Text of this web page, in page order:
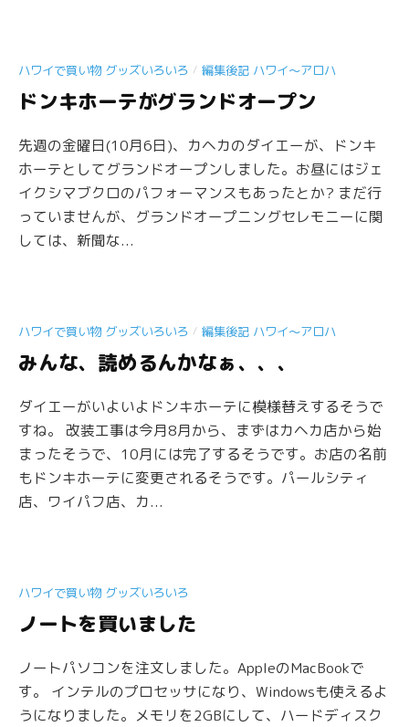
ハワイで買い物 グッズいろいろ / 編集後記 ハワイ〜アロハ
ドンキホーテがグランドオープン
先週の金曜日(10月6日)、カヘカのダイエーが、ドンキ
ホーテとしてグランドオープンしました。お昼にはジェ
イクシマブクロのパフォーマンスもあったとか? まだ行
っていませんが、グランドオープニングセレモニーに関
しては、新聞な...
ハワイで買い物 グッズいろいろ / 編集後記 ハワイ〜アロハ
みんな、読めるんかなぁ、、、
ダイエーがいよいよドンキホーテに模様替えするそうで
すね。 改装工事は今月8月から、まずはカヘカ店から始
まったそうで、10月には完了するそうです。お店の名前
もドンキホーテに変更されるそうです。パールシティ
店、ワイパフ店、カ...
ハワイで買い物 グッズいろいろ
ノートを買いました
ノートパソコンを注文しました。AppleのMacBookで
す。 インテルのプロセッサになり、Windowsも使えるよ
うになりました。メモリを2GBにして、ハードディスク